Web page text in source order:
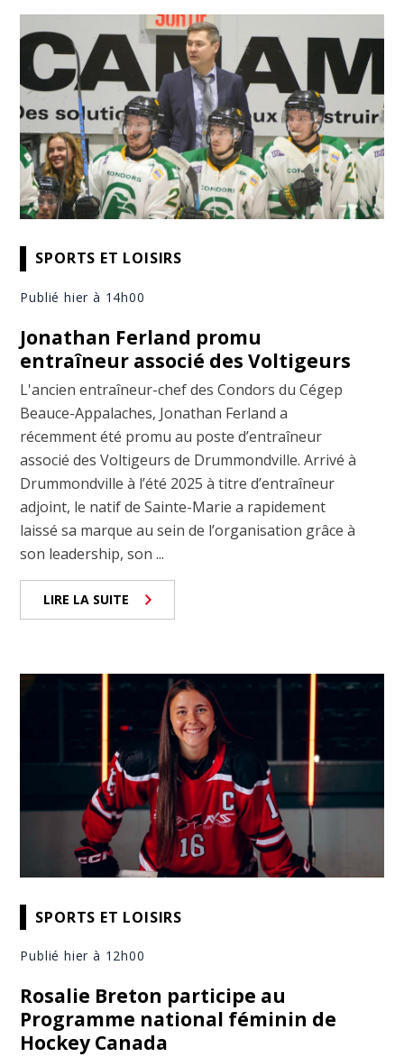
SPORTS ET LOISIRS
Publié hier à 14h00
Jonathan Ferland promu
entraîneur associé des Voltigeurs
L'ancien entraîneur-chef des Condors du Cégep
Beauce-Appalaches, Jonathan Ferland a
récemment été promu au poste d’entraîneur
associé des Voltigeurs de Drummondville. Arrivé à
Drummondville à l’été 2025 à titre d’entraîneur
adjoint, le natif de Sainte-Marie a rapidement
laissé sa marque au sein de l’organisation grâce à
son leadership, son ...
LIRE LA SUITE
SPORTS ET LOISIRS
Publié hier à 12h00
Rosalie Breton participe au
Programme national féminin de
Hockey Canada